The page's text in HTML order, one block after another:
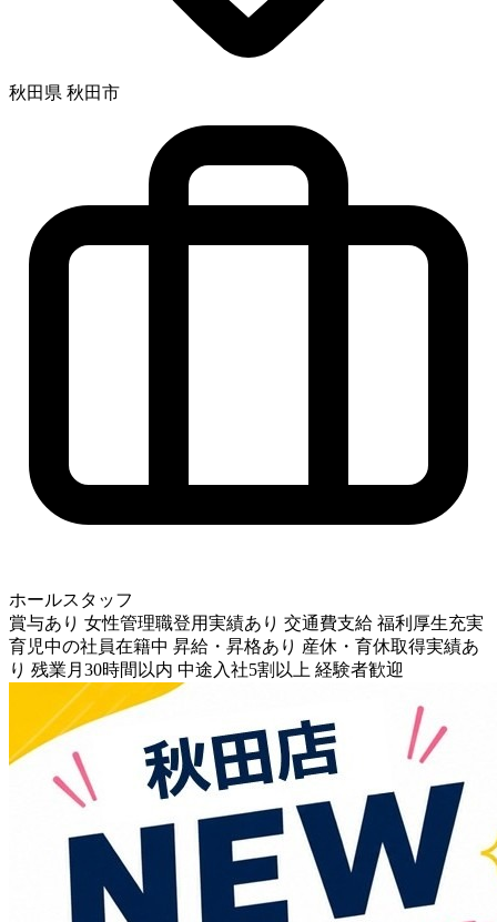
秋田県 秋田市
ホールスタッフ
賞与あり 女性管理職登用実績あり 交通費支給 福利厚生充実
育児中の社員在籍中 昇給・昇格あり 産休・育休取得実績あ
り 残業月30時間以内 中途入社5割以上 経験者歓迎